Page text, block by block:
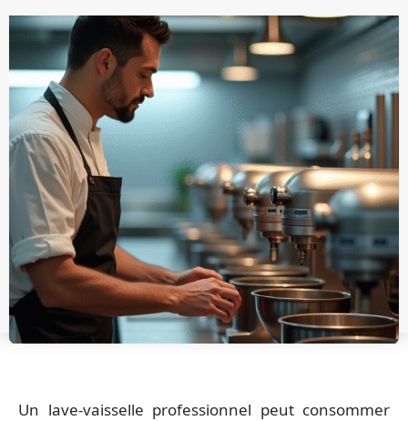
Un lave-vaisselle professionnel peut consommer